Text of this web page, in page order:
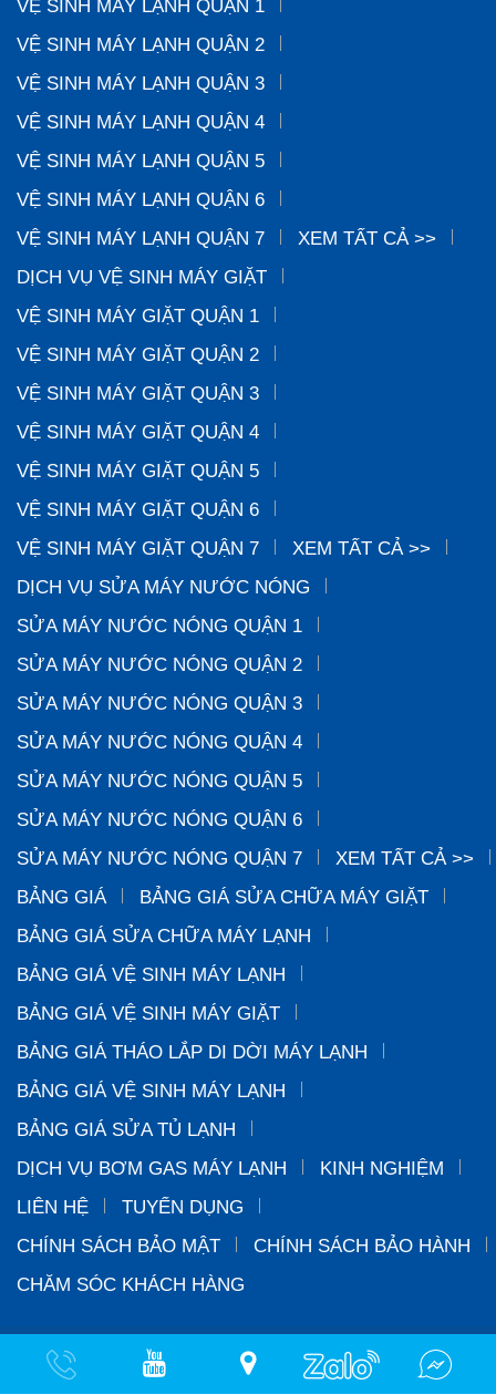
VỆ SINH MÁY LẠNH QUẬN 1
VỆ SINH MÁY LẠNH QUẬN 2
VỆ SINH MÁY LẠNH QUẬN 3
VỆ SINH MÁY LẠNH QUẬN 4
VỆ SINH MÁY LẠNH QUẬN 5
VỆ SINH MÁY LẠNH QUẬN 6
VỆ SINH MÁY LẠNH QUẬN 7
XEM TẤT CẢ >>
DỊCH VỤ VỆ SINH MÁY GIẶT
VỆ SINH MÁY GIẶT QUẬN 1
VỆ SINH MÁY GIẶT QUẬN 2
VỆ SINH MÁY GIẶT QUẬN 3
VỆ SINH MÁY GIẶT QUẬN 4
VỆ SINH MÁY GIẶT QUẬN 5
VỆ SINH MÁY GIẶT QUẬN 6
VỆ SINH MÁY GIẶT QUẬN 7
XEM TẤT CẢ >>
DỊCH VỤ SỬA MÁY NƯỚC NÓNG
SỬA MÁY NƯỚC NÓNG QUẬN 1
SỬA MÁY NƯỚC NÓNG QUẬN 2
SỬA MÁY NƯỚC NÓNG QUẬN 3
SỬA MÁY NƯỚC NÓNG QUẬN 4
SỬA MÁY NƯỚC NÓNG QUẬN 5
SỬA MÁY NƯỚC NÓNG QUẬN 6
SỬA MÁY NƯỚC NÓNG QUẬN 7
XEM TẤT CẢ >>
BẢNG GIÁ
BẢNG GIÁ SỬA CHỮA MÁY GIẶT
BẢNG GIÁ SỬA CHỮA MÁY LẠNH
BẢNG GIÁ VỆ SINH MÁY LẠNH
BẢNG GIÁ VỆ SINH MÁY GIẶT
BẢNG GIÁ THÁO LẮP DI DỜI MÁY LẠNH
BẢNG GIÁ VỆ SINH MÁY LẠNH
BẢNG GIÁ SỬA TỦ LẠNH
DỊCH VỤ BƠM GAS MÁY LẠNH
KINH NGHIỆM
LIÊN HỆ
TUYỂN DỤNG
CHÍNH SÁCH BẢO MẬT
CHÍNH SÁCH BẢO HÀNH
CHĂM SÓC KHÁCH HÀNG